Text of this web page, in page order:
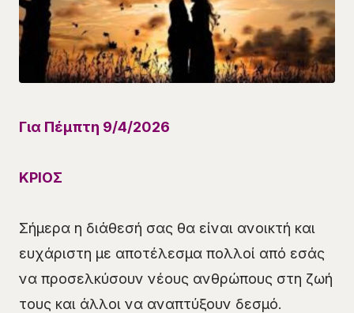
Για Πέμπτη 9/4/2026
ΚΡΙΟΣ
Σήμερα η διάθεσή σας θα είναι ανοικτή και
ευχάριστη με αποτέλεσμα πολλοί από εσάς
να προσελκύσουν νέους ανθρώπους στη ζωή
τους και άλλοι να αναπτύξουν δεσμό.